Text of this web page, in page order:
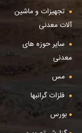
تجهیزات و ماشین
آلات معدنی
سایر حوزه های
معدنی
مس
فلزات گرانبها
بورس